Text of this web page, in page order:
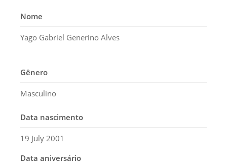
Nome
Yago Gabriel Generino Alves
Gênero
Masculino
Data nascimento
19 July 2001
Data aniversário